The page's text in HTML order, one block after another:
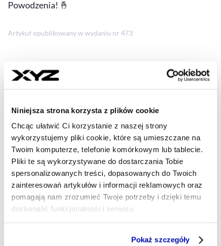
Niniejsza strona korzysta z plików cookie
Chcąc ułatwić Ci korzystanie z naszej strony
wykorzystujemy pliki cookie, które są umieszczane na
Twoim komputerze, telefonie komórkowym lub tablecie.
Pliki te są wykorzystywane do dostarczania Tobie
spersonalizowanych treści, dopasowanych do Twoich
zainteresowań artykułów i informacji reklamowych oraz
pomagają nam zrozumieć Twoje potrzeby i dzięki temu
doskonalić funkcjonalności serwisu.
Pokaż szczegóły
Powodzenia! 🤞
Artykuł opublikowany w wydaniu nr 473
Udostępnij Kopiuj link artykułuUdostępnij na LinkedIn
Udostępnij na Twitterze
Udostępnij na
Udostępnij
Strona główna Quiz XYZ
Twoje finanse na co dzień. 5
pytań, które pokażą, jak dobrze je znasz. Sprawdź się!
REDAKCJA XYZ- AUTOR ARTYKUŁU - PROFIL
Korzystamy z wiedzy oraz wieloletniego
doświadczenia całego naszego zespołu
redakcyjnego. To dzięki stałej współpracy i
odbiorcom rzetelne, starannie opracowane